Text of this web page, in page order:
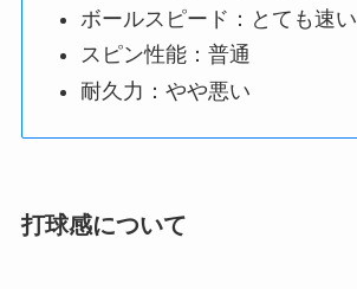
ボールスピード：とても速い
スピン性能：普通
耐久力：やや悪い
打球感について